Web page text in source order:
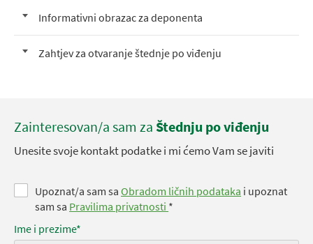
Informativni obrazac za deponenta
Zahtjev za otvaranje štednje po viđenju
Zainteresovan/a sam za Štednju po viđenju
Unesite svoje kontakt podatke i mi ćemo Vam se javiti
Upoznat/a sam sa Obradom ličnih podataka i upoznat
sam sa Pravilima privatnosti *
Ime i prezime*